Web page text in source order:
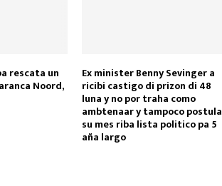
e
a
s
e
rescata un
Noord,
Ex minister Benny Sevinger a
ricibi castigo di prizon di 48
luna y no por traha como
ambtenaar y tampoco postula
su mes riba lista politico pa 5
aña largo